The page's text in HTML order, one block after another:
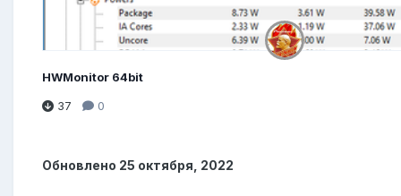
HWMonitor 64bit
37
0
Обновлено 25 октября, 2022